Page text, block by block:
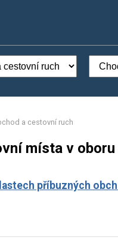
a cestovní ruch
místa v
příbuzných